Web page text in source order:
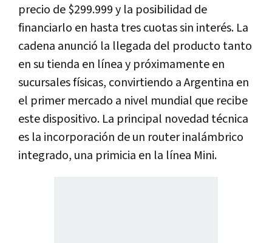
precio de $299.999 y la posibilidad de
financiarlo en hasta tres cuotas sin interés. La
cadena anunció la llegada del producto tanto
en su tienda en línea y próximamente en
sucursales físicas, convirtiendo a Argentina en
el primer mercado a nivel mundial que recibe
este dispositivo. La principal novedad técnica
es la incorporación de un router inalámbrico
integrado, una primicia en la línea Mini.